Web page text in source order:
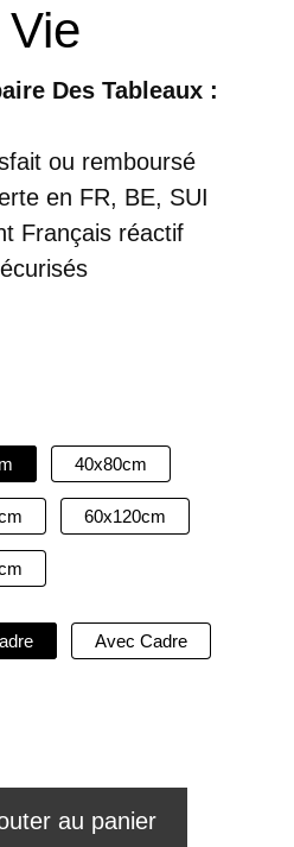
Des Tableaux :
ou remboursé
en FR, BE, SUI
Français réactif
40x80cm
60x120cm
Avec Cadre
au panier